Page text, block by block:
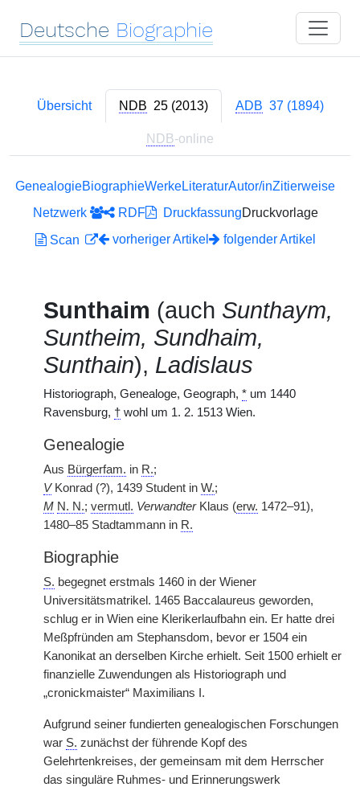
Deutsche Biographie
Übersicht NDB 25 (2013) ADB 37 (1894)
NDB-online
GenealogieBiographieWerkeLiteraturAutor/inZitierweise
Netzwerk
RDF DruckfassungDruckvorlage
Scan
vorheriger Artikel folgender Artikel
Sunthaim (auch Sunthaym,
Suntheim, Sundhaim,
Sunthain), Ladislaus
Historiograph, Genealoge, Geograph, * um 1440
Ravensburg, † wohl um 1. 2. 1513 Wien.
Genealogie
Aus Bürgerfam. in R.;
VKonrad (?), 1439 Student in W.;
M N. N.; vermutl. VerwandterKlaus (erw. 1472–91),
1480–85 Stadtammann in R.
Biographie
S. begegnet erstmals 1460 in der Wiener
Universitätsmatrikel. 1465 Baccalaureus geworden,
schlug er in Wien eine Klerikerlaufbahn ein. Er hatte drei
Meßpfründen am Stephansdom, bevor er 1504 ein
Kanonikat an derselben Kirche erhielt. Seit 1500 erhielt er
finanzielle Zuwendungen als Historiograph und
„cronickmaister“ Maximilians I.
Aufgrund seiner fundierten genealogischen Forschungen
war S. zunächst der führende Kopf des
Gelehrtenkreises, der gemeinsam mit dem Herrscher
das singuläre Ruhmes- und Erinnerungswerk